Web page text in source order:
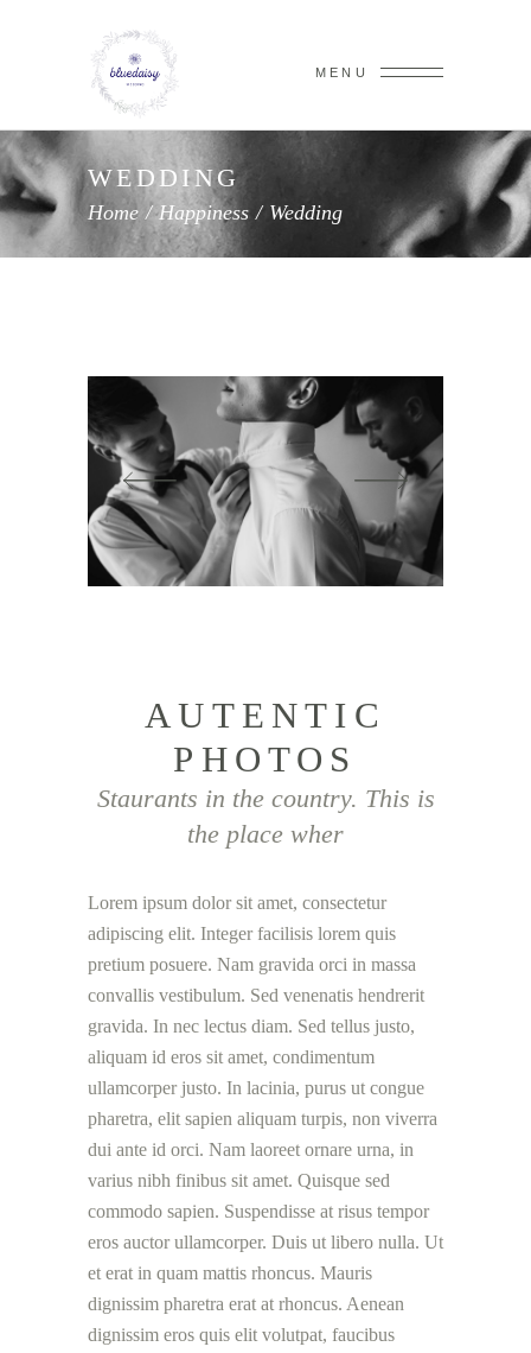
MENU
WEDDING
Home/Happiness/Wedding
AUTENTIC
PHOTOS
Staurants in the country. This is
the place wher
Lorem ipsum dolor sit amet, consectetur
adipiscing elit. Integer facilisis lorem quis
pretium posuere. Nam gravida orci in massa
convallis vestibulum. Sed venenatis hendrerit
gravida. In nec lectus diam. Sed tellus justo,
aliquam id eros sit amet, condimentum
ullamcorper justo. In lacinia, purus ut congue
pharetra, elit sapien aliquam turpis, non viverra
dui ante id orci. Nam laoreet ornare urna, in
varius nibh finibus sit amet. Quisque sed
commodo sapien. Suspendisse at risus tempor
eros auctor ullamcorper. Duis ut libero nulla. Ut
et erat in quam mattis rhoncus. Mauris
dignissim pharetra erat at rhoncus. Aenean
dignissim eros quis elit volutpat, faucibus